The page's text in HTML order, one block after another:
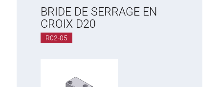
BRIDE DE SERRAGE EN
CROIX D20
R02-05